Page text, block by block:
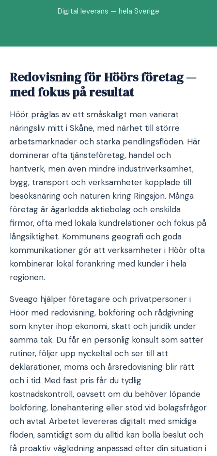
Digital leverans — hela Sverige
Redovisning för Höörs företag —
med fokus på resultat
Höör präglas av ett småskaligt men varierat
näringsliv mitt i Skåne, med närhet till större
arbetsmarknader och starka pendlingsflöden. Här
dominerar ofta tjänsteföretag, handel och
hantverk, men även mindre industriverksamhet,
bygg, transport och verksamheter kopplade till
besöksnäring och naturen kring Ringsjön. Många
företag är ägarledda aktiebolag och enskilda
firmor, ofta med lokala kundrelationer och fokus på
långsiktighet. Kommunens geografi och goda
kommunikationer gör att verksamheter i Höör ofta
kombinerar lokal förankring med kunder i hela
regionen.
Sveago hjälper företagare och privatpersoner i
Höör med redovisning, bokföring och rådgivning
som knyter ihop ekonomi, skatt och juridik under
samma tak. Du får en personlig konsult som sätter
rutiner, följer upp nyckeltal och ser till att
deklarationer, moms och årsredovisning blir rätt
och i tid. Med fast pris får du tydlig
kostnadskontroll, oavsett om du behöver löpande
bokföring, lönehantering eller stöd vid bolagsfrågor
och avtal. Arbetet levereras digitalt med smidiga
flöden, samtidigt som du alltid kan bolla beslut och
få proaktiv vägledning anpassad efter din situation i